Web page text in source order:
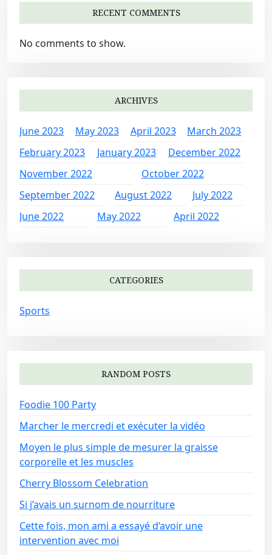
RECENT COMMENTS
No comments to show.
ARCHIVES
June 2023 May 2023 April 2023
March 2023
February 2023
January 2023
December 2022
November 2022
October 2022
September 2022
August 2022
July 2022
June 2022
May 2022 April 2022
CATEGORIES
Sports
RANDOM POSTS
Foodie 100 Party
Marcher le mercredi et exécuter la vidéo
Moyen le plus simple de mesurer la graisse
corporelle et les muscles
Cherry Blossom Celebration
Si j’avais un surnom de nourriture
Cette fois, mon ami a essayé d’avoir une
intervention avec moi